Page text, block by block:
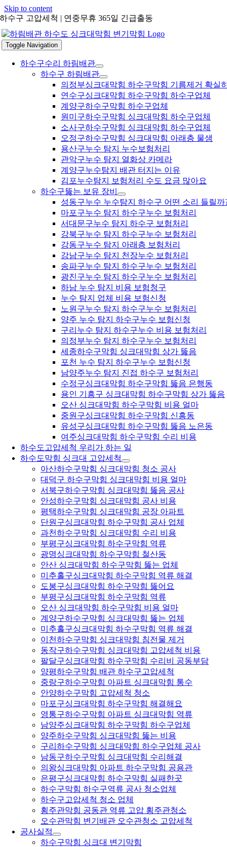
Skip to content
하수구 고압세척 | 연중무휴 365일 긴급출동
Toggle Navigation
하수구수리 하림배관
하수구 하림배관
의정부싱크대막힘 하수구막힘 기름제거 확실
연수구싱크대막힘 하수구막힘 하수구업체
계양구하수구막힘 하수구업체
원미구하수구막힘 싱크대막힘 하수구업체
소사구하수구막힘 싱크대막힘 하수구업체
오정구하수구막힘 싱크대막힘 아래층 물샘
용산구누수 탐지 누수보험처리
관악구누수 탐지 열화상 카메라
계양구누수탐지 배관 터지는 이유
김포누수탐지 보험처리 수도 요금 많아요
하수구뚫는 보유 장비
성동구누수 누수탐지 하수구 어떤 소리 들릴까
마포구누수 탐지 하수구누수 보험처리
서대문구누수 탐지 하수구 보험처리
강북구누수 탐지 하수구누수 보험처리
강동구누수 탐지 아래층 보험처리
강남구누수 탐지 천장누수 보험처리
송파구누수 탐지 하수구누수 보험처리
광진구누수 탐지 하수구누수 보험처리
하남 누수 탐지 비용 보험청구
누수 탐지 업체 비용 보험신청
노원구누수 탐지 하수구누수 보험처리
양주 누수 탐지 하수구누수 보험신청
구리누수 탐지 하수구누수 비용 보험처리
의정부누수 탐지 하수구누수 보험처리
세종하수구막힘 싱크대막힘 상가 뚫음
포천 누수 탐지 하수구누수 보험신청
남양주누수 탐지 진접 하수구 보험처리
수정구싱크대막힘 하수구막힘 뚫음 은행동
용인 기흥구 싱크대막힘 하수구막힘 상가 뚫음
오산 싱크대막힘 하수구막힘 비용 얼마
중원구싱크대막힘 하수구막힘 신흥동
유성구싱크대막힘 하수구막힘 뚫음 노은동
여주싱크대막힘 하수구막힘 수리 비용
하수도고압세척 우리가 하는 일
하수도막힘 싱크대 고압세척
아산하수구막힘 싱크대막힘 청소 공사
대덕구 하수구막힘 싱크대막힘 비용 얼마
서북구하수구막힘 싱크대막힘 뚫음 공사
안성하수구막힘 싱크대막힘 공사 비용
평택하수구막힘 싱크대막힘 공장 아파트
단원구싱크대막힘 하수구막힘 공사 업체
과천하수구막힘 싱크대막힘 수리 비용
부평구싱크대막힘 하수구막힘 역류
광명싱크대막힘 하수구막힘 철산동
안산 싱크대막힘 하수구막힘 뚫는 업체
미추홀구싱크대막힘 하수구막힘 역류 해결
도봉구싱크대막힘 하수구막힘 뚫어요
부평구싱크대막힘 하수구막힘 역류
오산 싱크대막힘 하수구막힘 비용 얼마
계양구하수구막힘 싱크대막힘 뚫는 업체
미추홀구싱크대막힘 하수구막힘 역류 해결
이천하수구막힘 싱크대막힘 침전물 제거
동작구하수구막힘 싱크대막힘 고압세척 비용
팔달구싱크대막힘 하수구막힘 수리비 공동부담
양평하수구막힘 배관 하수구고압세척
중랑구하수구막힘 아파트 싱크대막힘 통수
안양하수구막힘 고압세척 청소
마포구싱크대막힘 하수구막힘 해결해요
영통구하수구막힘 아파트 싱크대막힘 역류
남양주싱크대막힘 하수구막힘 하수구업체
양주하수구막힘 싱크대막힘 뚫는 비용
구리하수구막힘 싱크대막힘 하수구업체 공사
남동구하수구막힘 싱크대막힘 수리해결
의왕싱크대막힘 아파트 하수구막힘 공용관
은평구싱크대막힘 하수구막힘 실패한곳
하수구막힘 하수구역류 공사 청소업체
하수구고압세척 청소 업체
횡주관막힘 공동관 역류 고압 횡주관청소
오수관막힘 변기배관 오수관청소 고압세척
공사실적
하수구막힘 싱크대 변기막힘